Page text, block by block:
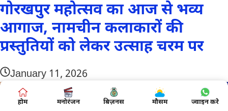
गोरखपुर महोत्सव का आज से भव्य
आगाज, नामचीन कलाकारों की
प्रस्तुतियों को लेकर उत्साह चरम पर
January 11, 2026
होम मनोरंजन बिज़नस मौसम ज्वाइन करे